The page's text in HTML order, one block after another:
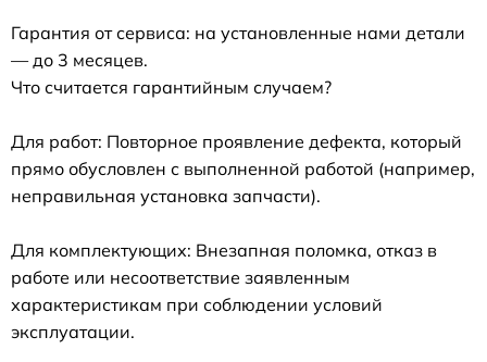
Гарантия от сервиса: на установленные нами детали
— до 3 месяцев.
Что считается гарантийным случаем?
Для работ: Повторное проявление дефекта, который
прямо обусловлен с выполненной работой (например,
неправильная установка запчасти).
Для комплектующих: Внезапная поломка, отказ в
работе или несоответствие заявленным
характеристикам при соблюдении условий
эксплуатации.